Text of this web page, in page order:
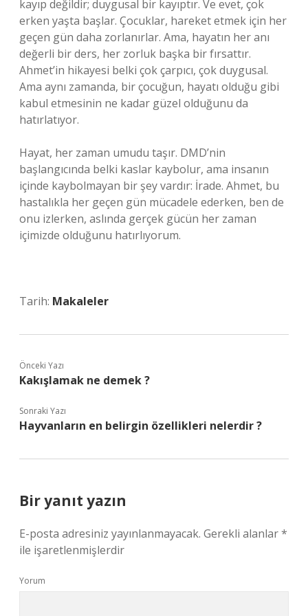
kayıp değildir; duygusal bir kayıptır. Ve evet, çok
erken yaşta başlar. Çocuklar, hareket etmek için her
geçen gün daha zorlanırlar. Ama, hayatın her anı
değerli bir ders, her zorluk başka bir fırsattır.
Ahmet’in hikayesi belki çok çarpıcı, çok duygusal.
Ama aynı zamanda, bir çocuğun, hayatı olduğu gibi
kabul etmesinin ne kadar güzel olduğunu da
hatırlatıyor.
Hayat, her zaman umudu taşır. DMD’nin
başlangıcında belki kaslar kaybolur, ama insanın
içinde kaybolmayan bir şey vardır: İrade. Ahmet, bu
hastalıkla her geçen gün mücadele ederken, ben de
onu izlerken, aslında gerçek gücün her zaman
içimizde olduğunu hatırlıyorum.
Tarih: Makaleler
Önceki Yazı
Kakışlamak ne demek ?
Sonraki Yazı
Hayvanların en belirgin özellikleri nelerdir ?
Bir yanıt yazın
E-posta adresiniz yayınlanmayacak. Gerekli alanlar*
ile işaretlenmişlerdir
Yorum